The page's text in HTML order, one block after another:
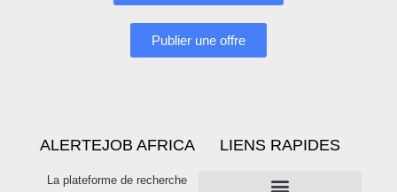
Publier une offre
ALERTEJOB AFRICA
La plateforme de recherche
LIENS RAPIDES